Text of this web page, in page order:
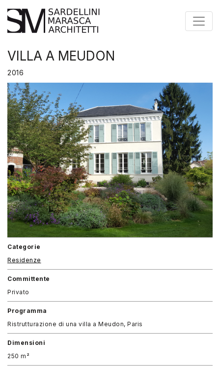
VILLA A MEUDON
2016
Categorie
Residenze
Committente
Privato
Programma
Ristrutturazione di una villa a Meudon, Paris
Dimensioni
250 m²